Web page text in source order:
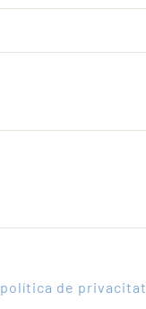
política de privacitat